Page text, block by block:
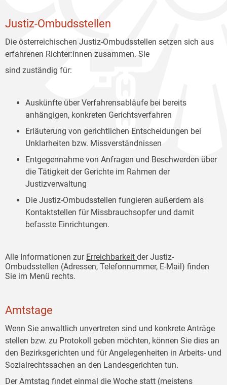
Justiz-Ombudsstellen
Die österreichischen Justiz-Ombudsstellen setzen sich aus
erfahrenen Richter:innen zusammen. Sie
sind zuständig für:
Auskünfte über Verfahrensabläufe bei bereits
anhängigen, konkreten Gerichtsverfahren
Erläuterung von gerichtlichen Entscheidungen bei
Unklarheiten bzw. Missverständnissen
Entgegennahme von Anfragen und Beschwerden über
die Tätigkeit der Gerichte im Rahmen der
Justizverwaltung
Die Justiz-Ombudsstellen fungieren außerdem als
Kontaktstellen für Missbrauchsopfer und damit
befasste Einrichtungen.
Alle Informationen zur Erreichbarkeit der Justiz-
Ombudsstellen (Adressen, Telefonnummer, E-Mail) finden
Sie im Menü rechts.
Amtstage
Wenn Sie anwaltlich unvertreten sind und konkrete Anträge
stellen bzw. zu Protokoll geben möchten, können Sie dies an
den Bezirksgerichten und für Angelegenheiten in Arbeits- und
Sozialrechtssachen an den Landesgerichten tun.
Der Amtstag findet einmal die Woche statt (meistens